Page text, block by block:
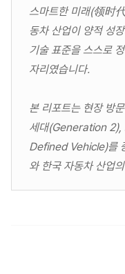
스마트한 미래(领时
동차 산업이 양적 성
기술 표준을 스스로
자리였습니다.
본 리포트는 현장 방
세대(Generation
Defined Vehicle)를
와 한국 자동차 산업